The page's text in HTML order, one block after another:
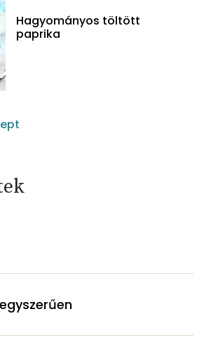
Hagyományos töltött
paprika